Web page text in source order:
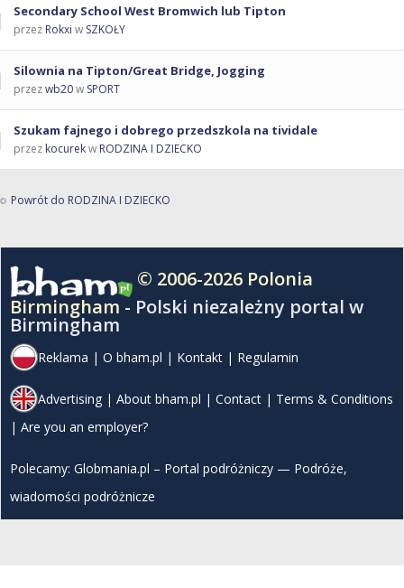
Secondary School West Bromwich lub Tipton
przez Rokxi w SZKOŁY
Silownia na Tipton/Great Bridge, Jogging
przezwb20w SPORT
Szukam fajnego i dobrego przedszkola na tividale
przez kocurekw RODZINA I DZIECKO
Powrót do RODZINA I DZIECKO
© 2006-2026 Polonia
Birmingham - Polski niezależny portal w
Birmingham
Reklama | O bham.pl | Kontakt | Regulamin
Advertising | About bham.pl | Contact | Terms & Conditions
| Are you an employer?
Polecamy: Globmania.pl – Portal podróżniczy — Podróże,
wiadomości podróżnicze